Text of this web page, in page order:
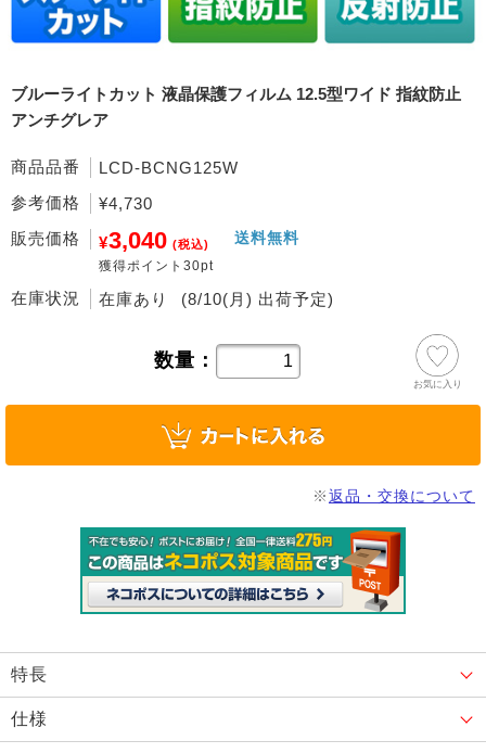
ブルーライトカット 液晶保護フィルム 12.5型ワイド 指紋防止
アンチグレア
商品品番
LCD-BCNG125W
参考価格
¥4,730
販売価格
¥3,040 (税込)
獲得ポイント30pt
送料無料
在庫状況 在庫あり (8/10(月) 出荷予定)
数量：
お気に入り
※返品・交換について
特長
仕様